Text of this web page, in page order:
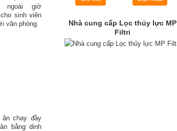
Nhà cung cấp Lọc thủy lực MP
Filtri
ngoài giờ
sinh viên
văn phòng
ăn chay đầy
bằng dinh